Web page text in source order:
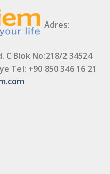
Adres:
C Blok No:218/2 34524
Tel: +90 850 346 16 21